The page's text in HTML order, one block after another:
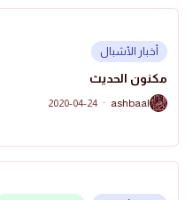
أخبار الأشبال
مكنون الحديث
A
ashbaal
·
2020-04-24